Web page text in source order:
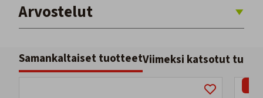
Arvostelut
Samankaltaiset tuotteetViimeksi katsotut